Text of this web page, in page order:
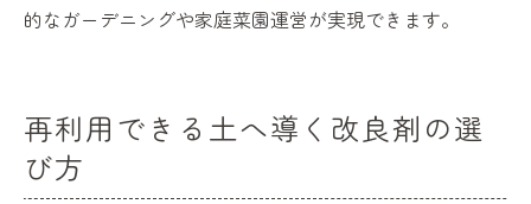
的なガーデニングや家庭菜園運営が実現できます。
再利用できる土へ導く改良剤の選
び方